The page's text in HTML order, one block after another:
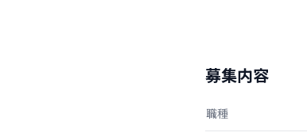
募集内容
職種